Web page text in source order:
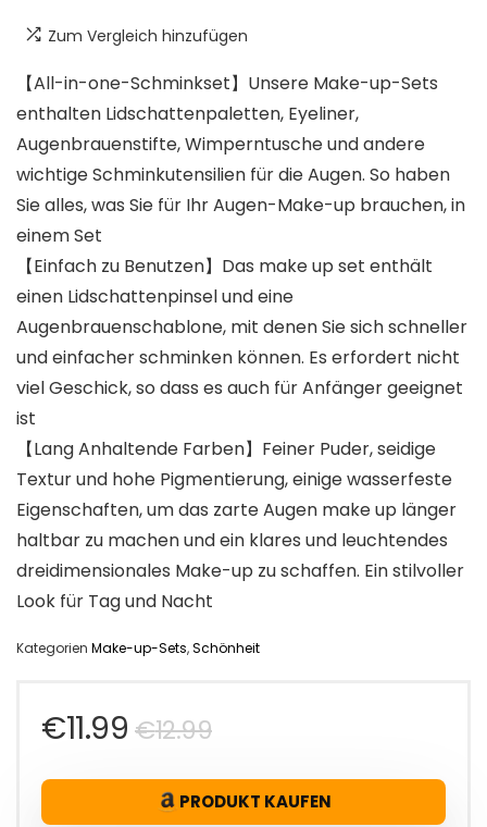
Zum Vergleich hinzufügen
【All-in-one-Schminkset】Unsere Make-up-Sets
enthalten Lidschattenpaletten, Eyeliner,
Augenbrauenstifte, Wimperntusche und andere
wichtige Schminkutensilien für die Augen. So haben
Sie alles, was Sie für Ihr Augen-Make-up brauchen, in
einem Set
【Einfach zu Benutzen】Das make up set enthält
einen Lidschattenpinsel und eine
Augenbrauenschablone, mit denen Sie sich schneller
und einfacher schminken können. Es erfordert nicht
viel Geschick, so dass es auch für Anfänger geeignet
ist
【Lang Anhaltende Farben】Feiner Puder, seidige
Textur und hohe Pigmentierung, einige wasserfeste
Eigenschaften, um das zarte Augen make up länger
haltbar zu machen und ein klares und leuchtendes
dreidimensionales Make-up zu schaffen. Ein stilvoller
Look für Tag und Nacht
Kategorien Make-up-Sets,Schönheit
€12.99Ursprünglicher
Preis
€11.99
Aktueller
Preis
PRODUKT KAUFEN